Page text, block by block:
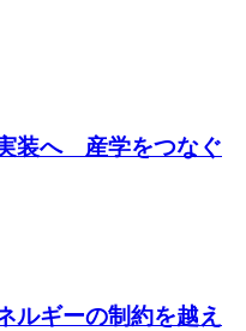
装へ 産学をつなぐ
ルギーの制約を越え